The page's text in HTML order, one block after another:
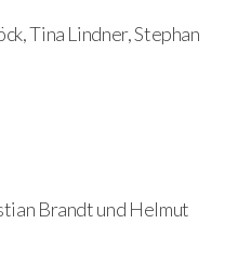
Tina Lindner, Stephan
Brandt und Helmut